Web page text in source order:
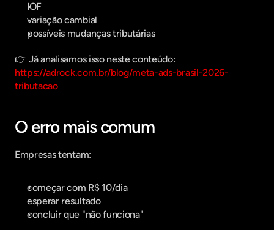
IOF
variação cambial
possíveis mudanças tributárias
👉 Já analisamos isso neste conteúdo:
https://adrock.com.br/blog/meta-ads-brasil-2026-
tributacao
O erro mais comum
Empresas tentam:
começar com R$ 10/dia
esperar resultado
concluir que "não funciona"